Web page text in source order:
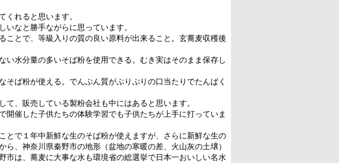
れると思います。
なと勝手ながらに思っています。
とで、等級入りの質の良い原料が出来ること。玄蕎麦収穫後
水分量の多いそば粉を使用できる。むき実はそのまま保存し
ば粉が使える。でんぷん質がぷりぷりの口当たりでたんぱく
、販売している製粉会社も中にはあると思います。
催した子供たちの体験学習でも子供たちが上手に打っていま
とで１年中新鮮な生のそば粉が使えますが、さらに新鮮な生の
、神奈川県秦野市の地形（盆地の寒暖の差、火山灰の土壌）
市は、蕎麦に大事な水も環境省の総選挙で日本一おいしい名水